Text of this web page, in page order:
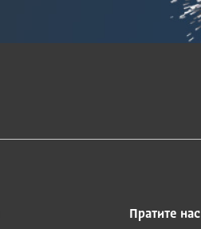
Пратите нас